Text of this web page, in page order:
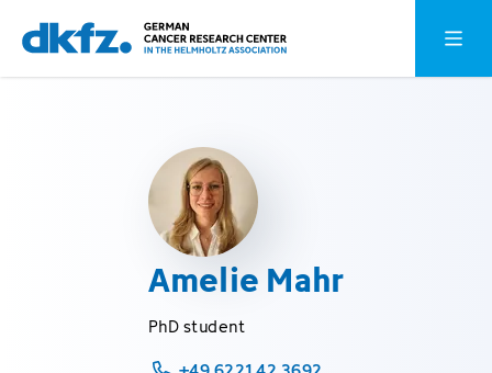
Skip
to
main
Jump
to
footer
Open
Amelie Mahr
PhD student